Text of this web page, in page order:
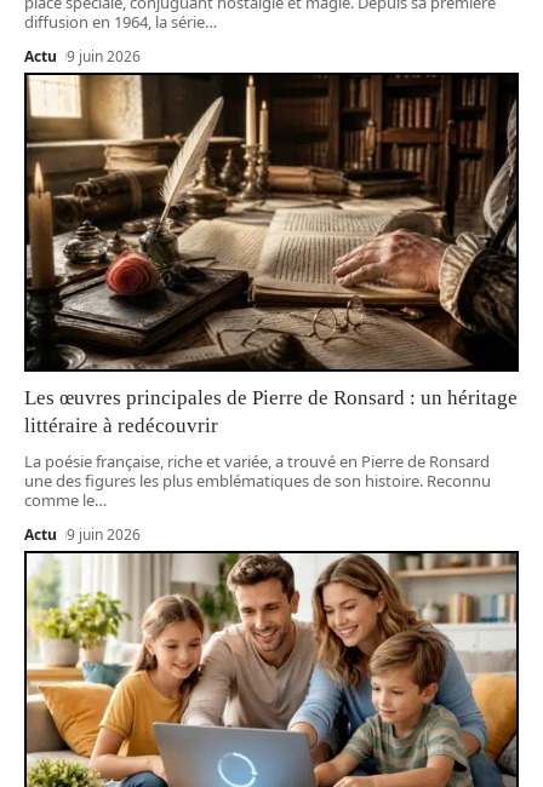
diffusion en 1964, la série…
Actu 9 juin 2026
Les œuvres principales de Pierre de Ronsard : un héritage
littéraire à redécouvrir
La poésie française, riche et variée, a trouvé en Pierre de Ronsard
une des figures les plus emblématiques de son histoire. Reconnu
comme le…
Actu 9 juin 2026